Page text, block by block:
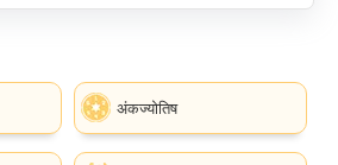
अंकज्योतिष